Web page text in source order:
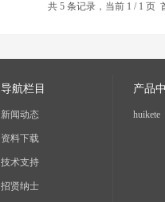
共 5 条记录，当前 1 / 1
导航栏目
新闻动态
资料下载
技术支持
招贤纳士
产品
huikete